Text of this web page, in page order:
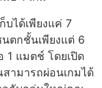
ได้เพียงแค่ 7
ตกชั้นเพียงแต่ 6
แมตช์ โดยเปิด
ามารถผ่อนเกมได้